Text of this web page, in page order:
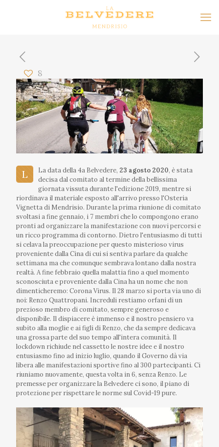
8
L La data della 4a Belvedere, 23 agosto 2020, è stata
decisa dal comitato al termine della bellissima
giornata vissuta durante l'edizione 2019, mentre si
riordinava il materiale esposto all'arrivo presso l'Osteria
Vignetta di Mendrisio. Durante la prima riunione di comitato
svoltasi a fine gennaio, i 7 membri che lo compongono erano
pronti ad organizzare la manifestazione con nuovi percorsi e
un ricco programma di contorno. Dietro l'entusiasmo di tutti
si celava la preoccupazione per questo misterioso virus
proveniente dalla Cina di cui si sentiva parlare da qualche
settimana ma che comunque sembrava lontano dalla nostra
realtà. A fine febbraio quella malattia fino a quel momento
sconosciuta e proveniente dalla Cina ha un nome che non
dimenticheremo: Corona Virus. Il 28 marzo si porta via uno di
noi: Renzo Quattropani. Increduli restiamo orfani di un
prezioso membro di comitato, sempre generoso e
disponibile. Il dispiacere è immenso e il nostro pensiero va
subito alla moglie e ai figli di Renzo, che da sempre dedicava
una grossa parte del suo tempo all'intera comunità. Il
lockdown richiude nel cassetto le nostre idee e il nostro
entusiasmo fino ad inizio luglio, quando il Governo dà via
libera alle manifestazioni sportive fino al 300 partecipanti. Ci
riuniamo nuovamente, questa volta in 6, senza Renzo. Le
premesse per organizzare la Belvedere ci sono, il piano di
protezione per rispettare le norme sul Covid-19 pure.